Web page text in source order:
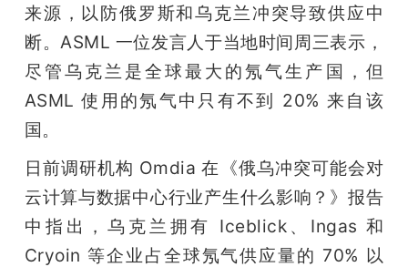
来源，以防俄罗斯和乌克兰冲突导致供应中
断。ASML 一位发言人于当地时间周三表示，
尽管乌克兰是全球最大的氖气生产国，但
ASML 使用的氖气中只有不到 20% 来自该
国。
日前调研机构 Omdia 在《俄乌冲突可能会对
云计算与数据中心行业产生什么影响？》报告
中指出，乌克兰拥有 Iceblick、Ingas 和
Cryoin 等企业占全球氖气供应量的 70% 以